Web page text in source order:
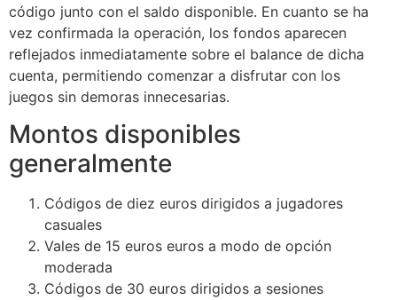
código junto con el saldo disponible. En cuanto se ha
vez confirmada la operación, los fondos aparecen
reflejados inmediatamente sobre el balance de dicha
cuenta, permitiendo comenzar a disfrutar con los
juegos sin demoras innecesarias.
Montos disponibles
generalmente
Códigos de diez euros dirigidos a jugadores
casuales
Vales de 15 euros euros a modo de opción
moderada
Códigos de 30 euros dirigidos a sesiones